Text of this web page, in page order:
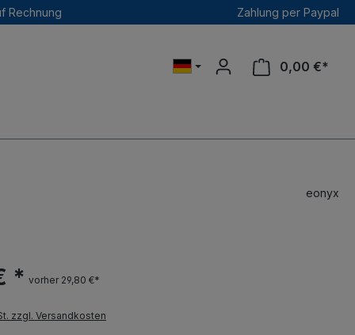
Rechnung Zahlung per Paypal
0,00 €*
eonyx
* vorher 29,80 €*
zzgl. Versandkosten